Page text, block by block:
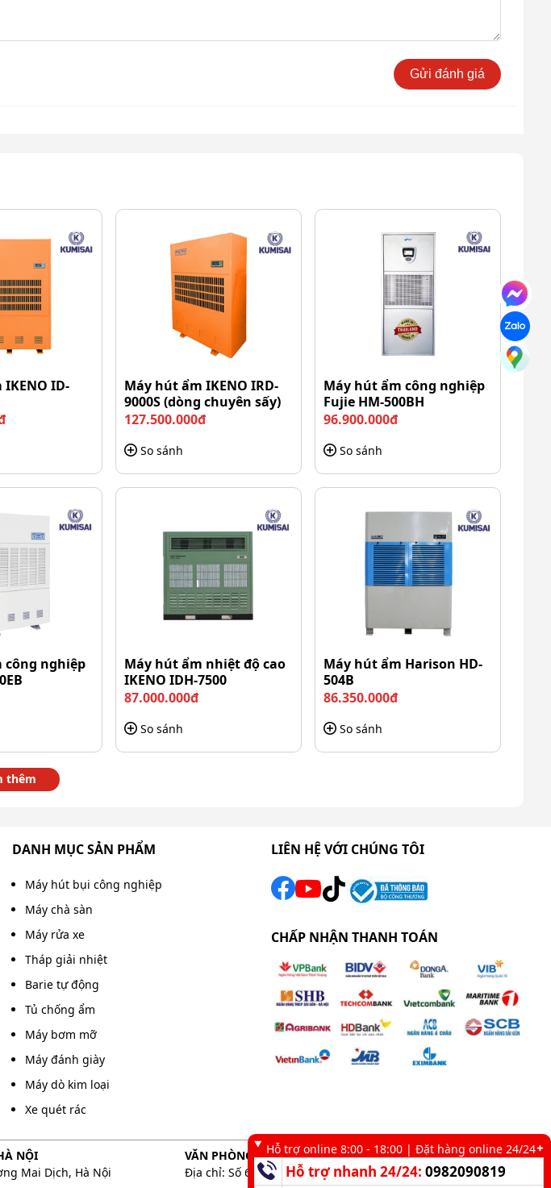
và điều khiển theo
lại như dược liệu, thực
hơn
khô di chuyển liên tục
vì tập trung cục bộ
nguyên liệu khô không
Gửi đánh giá
ID-
Máy hút ẩm IKENO IRD-
9000S (dòng chuyên sấy)
127.500.000đ
So sánh
Máy hút ẩm công nghiệp
Fujie HM-500BH
96.900.000đ
So sánh
công nghiệp
Máy hút ẩm nhiệt độ cao
IKENO IDH-7500
87.000.000đ
So sánh
Máy hút ẩm Harison HD-
504B
86.350.000đ
So sánh
thêm
DANH MỤC SẢN PHẨM
Máy hút bụi công nghiệp
Máy chà sàn
Máy rửa xe
Tháp giải nhiệt
Barie tự động
Tủ chống ẩm
Máy bơm mỡ
Máy đánh giày
Máy dò kim loại
Xe quét rác
LIÊN HỆ VỚI CHÚNG TÔI
CHẤP NHẬN THANH TOÁN
NỘI
Mai Dịch, Hà Nội
VĂN PHÒNG GIAO DỊCH TẠI TP. HCM
Địa chỉ: Số 6 kênh 19/5, Phường Tân Sơn Nhì, TP. HCM
Hỗ trợ online 8:00 - 18:00 | Đặt hàng online 24/24
Hỗ trợ nhanh 24/24:0982090819